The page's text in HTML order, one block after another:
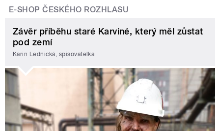
E-SHOP ČESKÉHO ROZHLASU
Závěr příběhu staré Karviné, který měl zůstat
pod zemí
Karin Lednická, spisovatelka